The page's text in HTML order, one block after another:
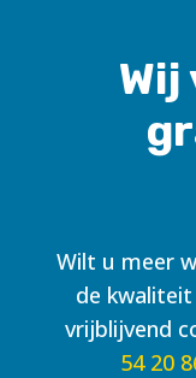
Wilt u meer
de kwaliteit
vrijblijvend
54 20